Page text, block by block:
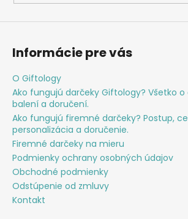
Informácie pre vás
O Giftology
Ako fungujú darčeky Giftology? Všetko o
balení a doručení.
Ako fungujú firemné darčeky? Postup,
personalizácia a doručenie.
Firemné darčeky na mieru
Podmienky ochrany osobných údajov
Obchodné podmienky
Odstúpenie od zmluvy
Kontakt